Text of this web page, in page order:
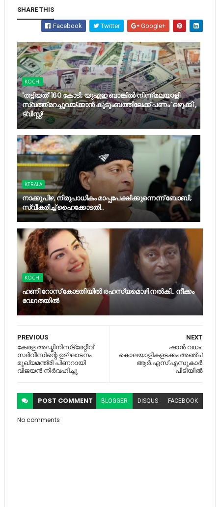
SHARE THIS
Facebook Twitter Google+
KOCHI
'തട്ടിയത്' 160 കോടി; യുഎഇ ബാങ്കിൽ നിന്ന് മലയാളി
സ്വത്ത് മറച്ചുവയ്ക്കാൻ കുടുംബത്തിലേക്ക് പണം 'ഒഴുക്കി',
ട്വിസ്റ്റ്!
KERALA
നാക്കുപിഴ, നിരുപാധികം മാപ്പപേക്ഷിക്കുന്നെന്ന് ബോബി;
സ്വീകരിച്ച് ഹൈക്കോടതി..
KOCHI
ഹണി റോസ് കോടതിയിൽ രഹസ്യമൊഴി നൽകി.. നീക്കം
വേഗതയില്‍
NEXT
ഷാൻ വധം:
കൊലയാളികളടക്കം അഞ്ച്​
ആർ.എസ്​.എസുകാർ
പിടിയിൽ
PREVIOUS
കേരള അഡ്മിനിസ്‌ട്രേറ്റീവ്
സര്‍വീസിന്റെ ഉദ്ഘാടനം
മുഖ്യമന്ത്രി പിണറായി
വിജയന്‍ നിര്‍വഹിച്ചു
POST COMMENT BLOGGER DISQUS FACEBOOK
No comments